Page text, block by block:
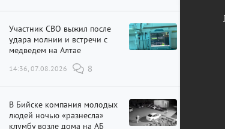
Участник СВО выжил после
удара молнии и встречи с
медведем на Алтае
14:36, 07.08.2026 8
В Бийске компания молодых
людей ночью «разнесла»
клумбу возле дома на АБ